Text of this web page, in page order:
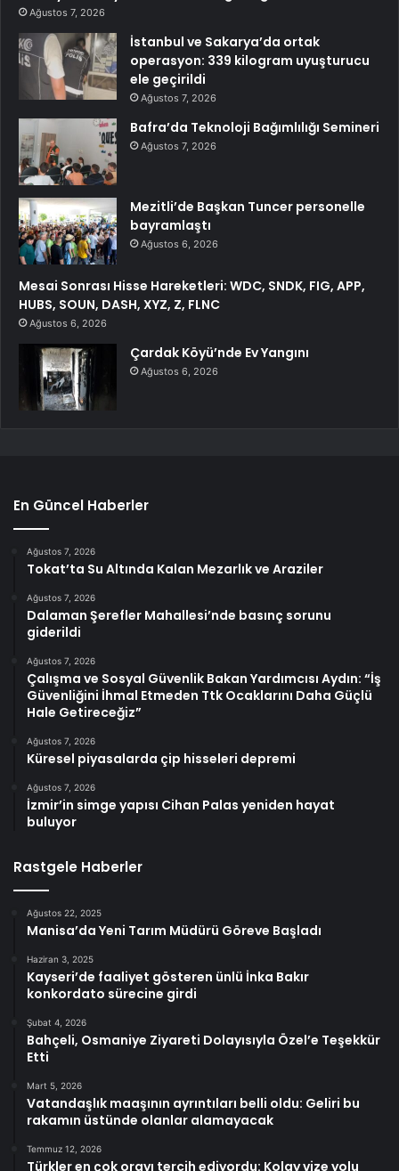
Ağustos 7, 2026
İstanbul ve Sakarya’da ortak
operasyon: 339 kilogram uyuşturucu
ele geçirildi
Ağustos 7, 2026
Bafra’da Teknoloji Bağımlılığı Semineri
Ağustos 7, 2026
Mezitli’de Başkan Tuncer personelle
bayramlaştı
Ağustos 6, 2026
Mesai Sonrası Hisse Hareketleri: WDC, SNDK, FIG, APP,
HUBS, SOUN, DASH, XYZ, Z, FLNC
Ağustos 6, 2026
Çardak Köyü’nde Ev Yangını
Ağustos 6, 2026
En Güncel Haberler
Ağustos 7, 2026
Tokat’ta Su Altında Kalan Mezarlık ve Araziler
Ağustos 7, 2026
Dalaman Şerefler Mahallesi’nde basınç sorunu
giderildi
Ağustos 7, 2026
Çalışma ve Sosyal Güvenlik Bakan Yardımcısı Aydın: “İş
Güvenliğini İhmal Etmeden Ttk Ocaklarını Daha Güçlü
Hale Getireceğiz”
Ağustos 7, 2026
Küresel piyasalarda çip hisseleri depremi
Ağustos 7, 2026
İzmir’in simge yapısı Cihan Palas yeniden hayat
buluyor
Rastgele Haberler
Ağustos 22, 2025
Manisa’da Yeni Tarım Müdürü Göreve Başladı
Haziran 3, 2025
Kayseri’de faaliyet gösteren ünlü İnka Bakır
konkordato sürecine girdi
Şubat 4, 2026
Bahçeli, Osmaniye Ziyareti Dolayısıyla Özel’e Teşekkür
Etti
Mart 5, 2026
Vatandaşlık maaşının ayrıntıları belli oldu: Geliri bu
rakamın üstünde olanlar alamayacak
Temmuz 12, 2026
Türkler en çok orayı tercih ediyordu: Kolay vize yolu